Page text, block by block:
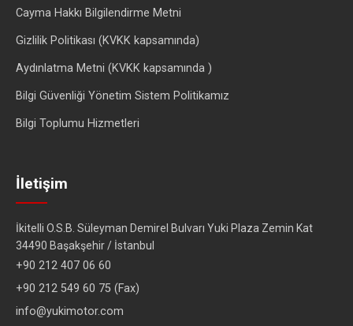
Cayma Hakkı Bilgilendirme Metni
Gizlilik Politikası (KVKK kapsamında)
Aydınlatma Metni (KVKK kapsamında )
Bilgi Güvenliği Yönetim Sistem Politikamız
Bilgi Toplumu Hizmetleri
İletişim
İkitelli O.S.B. Süleyman Demirel Bulvarı Yuki Plaza Zemin Kat
34490 Başakşehir / İstanbul
+90 212 407 06 60
+90 212 549 60 75 (Fax)
info@yukimotor.com